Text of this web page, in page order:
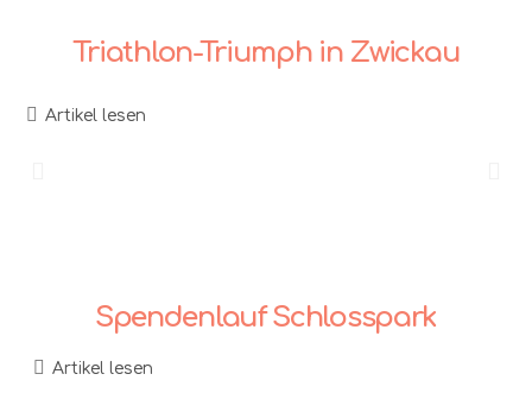
Triathlon-Triumph in Zwickau
Artikel lesen
Spendenlauf Schlosspark
Artikel lesen